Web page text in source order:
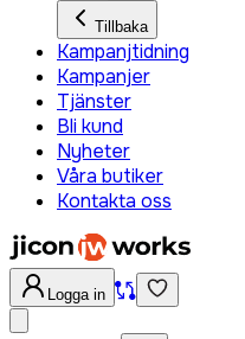
Tillbaka
Kampanjtidning
Kampanjer
Tjänster
Bli kund
Nyheter
Våra butiker
Kontakta oss
Logga in